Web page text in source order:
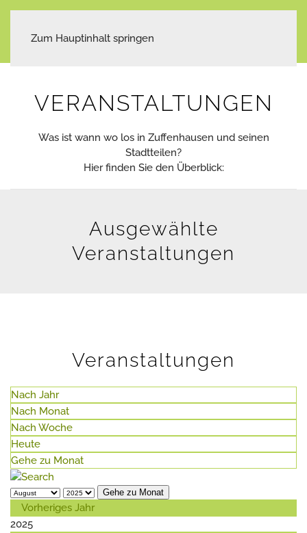
Zum Hauptinhalt springen
VERANSTALTUNGEN
Was ist wann wo los in Zuffenhausen und seinen
Stadtteilen?
Hier finden Sie den Überblick:
Ausgewählte
Veranstaltungen
Veranstaltungen
Nach Jahr
Nach Monat
Nach Woche
Heute
Gehe zu Monat
Gehe zu Monat
Vorheriges Jahr
2025